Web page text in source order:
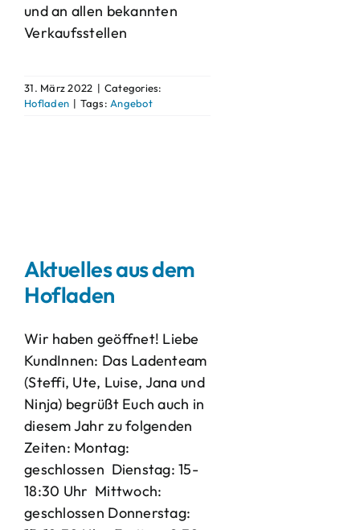
und an allen bekannten
Verkaufsstellen
31. März 2022 | Categories:
Hofladen | Tags:Angebot
Aktuelles aus dem
Hofladen
Wir haben geöffnet! Liebe
KundInnen: Das Ladenteam
(Steffi, Ute, Luise, Jana und
Ninja) begrüßt Euch auch in
diesem Jahr zu folgenden
Zeiten: Montag:
geschlossen Dienstag: 15-
18:30 Uhr Mittwoch:
geschlossen Donnerstag: